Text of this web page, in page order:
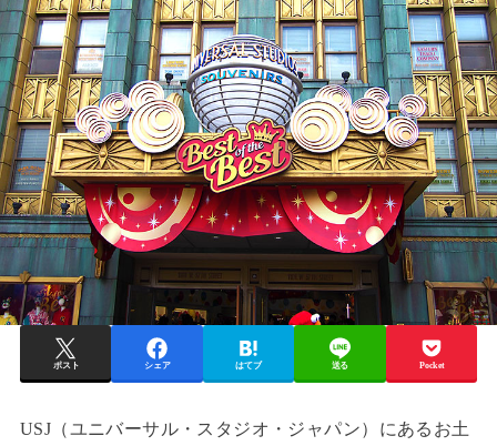
ポスト シェア はてブ 送る Pocket
USJ（ユニバーサル・スタジオ・ジャパン）にあるお土